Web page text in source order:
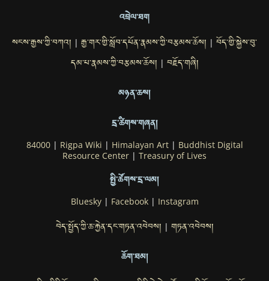
འབྲེལ་ཐག
སངས་རྒྱས་ཀྱི་བཀའ། | རྒྱ་གར་གྱི་སློབ་དཔོན་རྣམས་ཀྱི་བརྩམས་ཆོས། | བོད་གྱི་སྐྱེས་བུ་
དམ་པ་རྣམས་ཀྱི་བརྩམས་ཆོས། | བརྗོད་གཞི།
མཉན་ཆས།
དྲ་ཚིགས་གཞན།
84000| Rigpa Wiki | Himalayan Art| Buddhist Digital
Resource Center | Treasury of Lives
སྤྱི་ཚོགས་དྲ་ལམ།
Bluesky| Facebook| Instagram
བེད་སྤྱོད་ཀྱི་ཆ་རྐྱེན་དང་གཏན་འབེབས། | གཏན་འབེབས།
ཆོག་ཐམ།